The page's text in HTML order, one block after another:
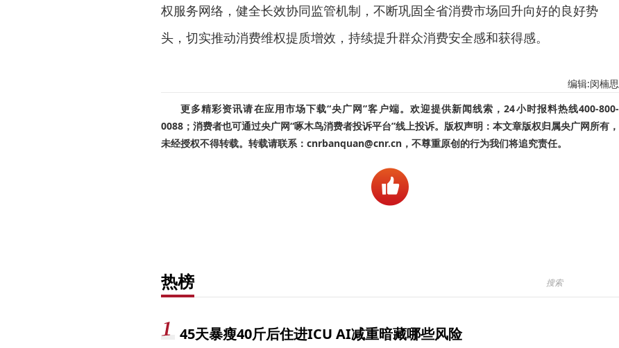
权服务网络，健全长效协同监管机制，不断巩固全省消费市场回升向好的良好势
头，切实推动消费维权提质增效，持续提升群众消费安全感和获得感。
编辑:闵楠思
更多精彩资讯请在应用市场下载“央广网”客户端。欢迎提供新闻线索，24小时报料热线400-800-
0088；消费者也可通过央广网“啄木鸟消费者投诉平台”线上投诉。版权声明：本文章版权归属央广网所有，
未经授权不得转载。转载请联系：cnrbanquan@cnr.cn，不尊重原创的行为我们将追究责任。
热榜
45天暴瘦40斤后住进ICU AI减重暗藏哪些风险